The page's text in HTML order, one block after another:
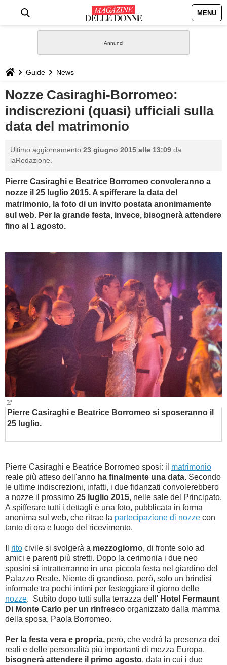
MENU
STILE
BIOGRAFIE
CAPELLI
SESSO
GUIDE
FORUM
Guide News
Nozze Casiraghi-Borromeo:
indiscrezioni (quasi) ufficiali sulla
data del matrimonio
Ultimo aggiornamento 23 giugno 2015 alle 13:09 da
laRedazione.
Pierre Casiraghi e Beatrice Borromeo convoleranno a
nozze il 25 luglio 2015. A spifferare la data del
matrimonio, la foto di un invito postata anonimamente
sul web. Per la grande festa, invece, bisognerà attendere
fino al 1 agosto.
Pierre Casiraghi e Beatrice Borromeo si sposeranno il
25 luglio.
Pierre Casiraghi e Beatrice Borromeo sposi: il matrimonio
reale più atteso dell'anno ha finalmente una data. Secondo
le ultime indiscrezioni, infatti, i due fidanzati convolerebbero
a nozze il prossimo 25 luglio 2015, nelle sale del Principato.
A spifferare tutti i dettagli è una foto, pubblicata in forma
anonima sul web, che ritrae la partecipazione di nozze con
tanto di ora e luogo del ricevimento.
rito civile si svolgerà a mezzogiorno, di fronte solo ad
amici e parenti più stretti. Dopo la cerimonia i due neo
sposini si intratterranno in una piccola festa nel giardino del
Palazzo Reale. Niente di grandioso, però, solo un brindisi
informale tra pochi intimi per festeggiare il giorno delle
nozze. Subito dopo tutti sulla terrazza dell' Hotel Fermaunt
Di Monte Carlo per un rinfresco organizzato dalla mamma
della sposa, Paola Borromeo.
Per la festa vera e propria, però, che vedrà la presenza dei
reali e delle personalità più importanti di mezza Europa,
bisognerà attendere il primo agosto, data in cui i due